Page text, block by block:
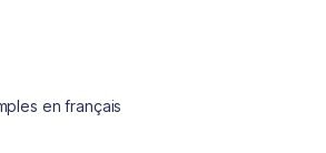
en français